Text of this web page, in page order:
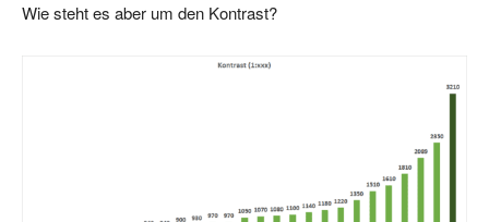
Wie steht es aber um den Kontrast?